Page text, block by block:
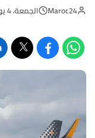
Maroc24 الجمعة، 4 يوليوز 2025 - 09:42